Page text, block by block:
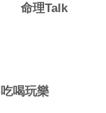
命理Talk
吃喝玩樂